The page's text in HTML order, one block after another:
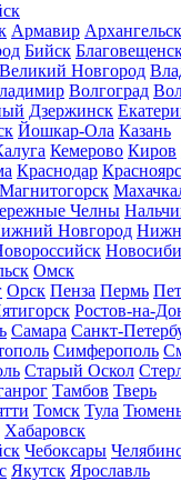
Армавир Архангельск
Бийск
Великий Новгород
Волгоград
Дзержинск
Йошкар-Ола Казань
Кемерово Киров
Краснодар
Магнитогорск
Челны
Новгород
Омск
Орск Пенза Пермь
Ростов-на-
Самара Санкт-
Симферополь
Старый Оскол
Тамбов Тверь
Томск Тула
Хабаровск
Чебоксары
Якутск Ярославль